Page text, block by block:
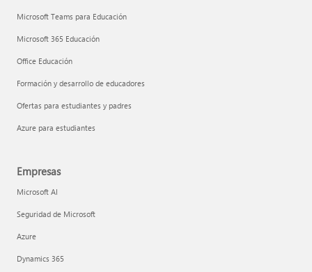
Microsoft Teams para Educación
Microsoft 365 Educación
Office Educación
Formación y desarrollo de educadores
Ofertas para estudiantes y padres
Azure para estudiantes
Empresas
Microsoft AI
Seguridad de Microsoft
Azure
Dynamics 365